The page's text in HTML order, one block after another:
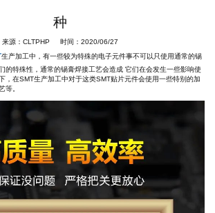
种
来源：CLTPHP 时间：2020/06/27
生产加工中，有一些较为特殊的电子元件事不可以只使用通常的锡
的特殊性，通常的锡膏焊接工艺会造成 它们在会发生一些影响使
，在SMT生产加工中对于这类SMT贴片元件会使用一些特别的加
等。